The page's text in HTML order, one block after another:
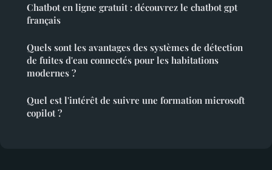
Chatbot en ligne gratuit : découvrez le chatbot gpt
français
Quels sont les avantages des systèmes de détection
de fuites d'eau connectés pour les habitations
modernes ?
Quel est l'intérêt de suivre une formation microsoft
copilot ?